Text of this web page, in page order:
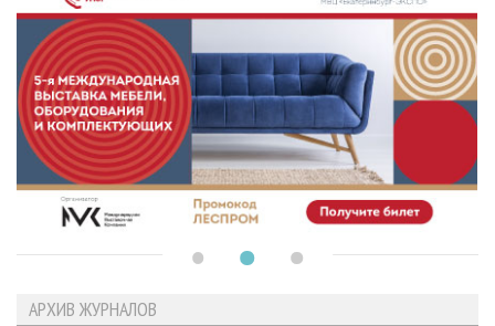
АРХИВ ЖУРНАЛОВ